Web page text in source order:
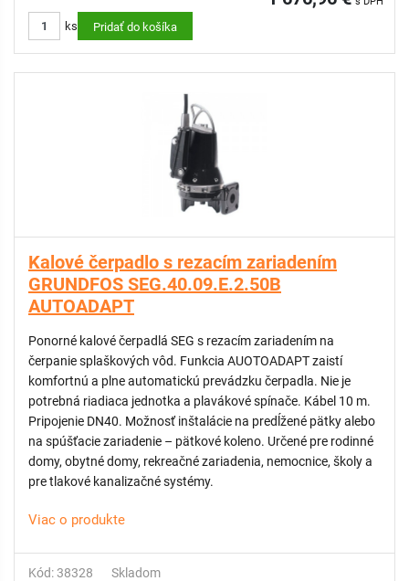
ks Pridať do košíka
Kalové čerpadlo s rezacím zariadením
GRUNDFOS SEG.40.09.E.2.50B
AUTOADAPT
Ponorné kalové čerpadlá SEG s rezacím zariadením na
čerpanie splaškových vôd. Funkcia AUOTOADAPT zaistí
komfortnú a plne automatickú prevádzku čerpadla. Nie je
potrebná riadiaca jednotka a plavákové spínače. Kábel 10 m.
Pripojenie DN40. Možnosť inštalácie na predĺžené pätky alebo
na spúšťacie zariadenie – pätkové koleno. Určené pre rodinné
domy, obytné domy, rekreačné zariadenia, nemocnice, školy a
pre tlakové kanalizačné systémy.
Viac o produkte
Kód: 38328 Skladom